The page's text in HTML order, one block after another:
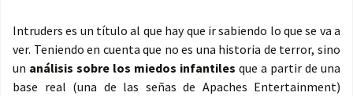
Intruders es un título al que hay que ir sabiendo lo que se va a
ver. Teniendo en cuenta que no es una historia de terror, sino
un análisis sobre los miedos infantiles que a partir de una
base real (una de las señas de Apaches Entertainment)